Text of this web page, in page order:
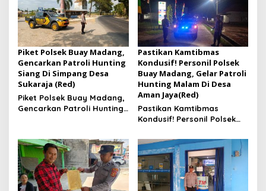
Piket Polsek Buay Madang,
Gencarkan Patroli Hunting
Siang Di Simpang Desa
Sukaraja (Red)
Piket Polsek Buay Madang,
Gencarkan Patroli Hunting
Pastikan Kamtibmas
Kondusif! Personil Polsek
Buay Madang, Gelar Patroli
Hunting Malam Di Desa
Aman Jaya(Red)
Pastikan Kamtibmas
Kondusif! Personil Polsek
Patroli Hunting Malam Di
Desa Aman Jaya